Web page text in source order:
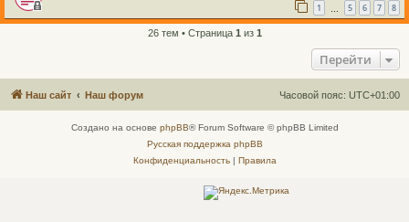
1 5 6 7 8
26 тем • Страница 1 из 1
Перейти
Наш сайт Наш форум Часовой пояс: UTC+01:00
Создано на основе phpBB® Forum Software © phpBB Limited
Русская поддержка phpBB
Конфиденциальность| Правила